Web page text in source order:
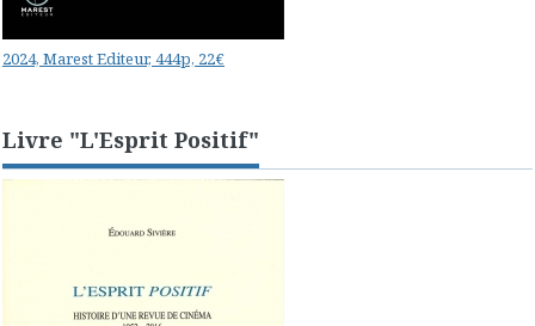
2024, Marest Editeur, 444p, 22€
Livre "L'Esprit Positif"